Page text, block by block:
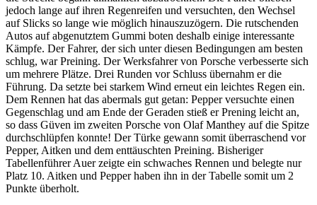
jedoch lange auf ihren Regenreifen und versuchten, den Wechsel
auf Slicks so lange wie möglich hinauszuzögern. Die rutschenden
Autos auf abgenutztem Gummi boten deshalb einige interessante
Kämpfe. Der Fahrer, der sich unter diesen Bedingungen am besten
schlug, war Preining. Der Werksfahrer von Porsche verbesserte sich
um mehrere Plätze. Drei Runden vor Schluss übernahm er die
Führung. Da setzte bei starkem Wind erneut ein leichtes Regen ein.
Dem Rennen hat das abermals gut getan: Pepper versuchte einen
Gegenschlag und am Ende der Geraden stieß er Prening leicht an,
so dass Güven im zweiten Porsche von Olaf Manthey auf die Spitze
durchschlüpfen konnte! Der Türke gewann somit überraschend vor
Pepper, Aitken und dem enttäuschten Preining. Bisheriger
Tabellenführer Auer zeigte ein schwaches Rennen und belegte nur
Platz 10. Aitken und Pepper haben ihn in der Tabelle somit um 2
Punkte überholt.